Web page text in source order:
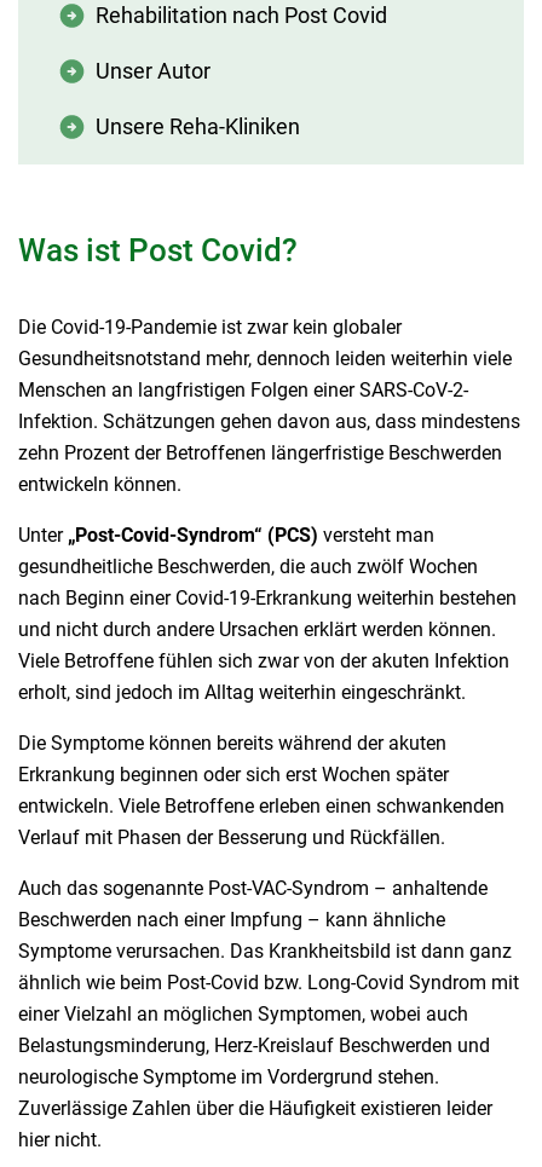
Rehabilitation nach Post Covid
Unser Autor
Unsere Reha-Kliniken
Was ist Post Covid?
Die Covid-19-Pandemie ist zwar kein globaler
Gesundheitsnotstand mehr, dennoch leiden weiterhin viele
Menschen an langfristigen Folgen einer SARS-CoV-2-
Infektion. Schätzungen gehen davon aus, dass mindestens
zehn Prozent der Betroffenen längerfristige Beschwerden
entwickeln können.
Unter „Post-Covid-Syndrom“ (PCS) versteht man
gesundheitliche Beschwerden, die auch zwölf Wochen
nach Beginn einer Covid-19-Erkrankung weiterhin bestehen
und nicht durch andere Ursachen erklärt werden können.
Viele Betroffene fühlen sich zwar von der akuten Infektion
erholt, sind jedoch im Alltag weiterhin eingeschränkt.
Die Symptome können bereits während der akuten
Erkrankung beginnen oder sich erst Wochen später
entwickeln. Viele Betroffene erleben einen schwankenden
Verlauf mit Phasen der Besserung und Rückfällen.
Auch das sogenannte Post-VAC-Syndrom – anhaltende
Beschwerden nach einer Impfung – kann ähnliche
Symptome verursachen. Das Krankheitsbild ist dann ganz
ähnlich wie beim Post-Covid bzw. Long-Covid Syndrom mit
einer Vielzahl an möglichen Symptomen, wobei auch
Belastungsminderung, Herz-Kreislauf Beschwerden und
neurologische Symptome im Vordergrund stehen.
Zuverlässige Zahlen über die Häufigkeit existieren leider
hier nicht.